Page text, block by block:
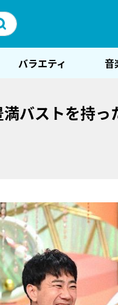
バラエティ 音
バストを持